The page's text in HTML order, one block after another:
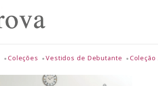
Coleções Vestidos de Debutante Coleção